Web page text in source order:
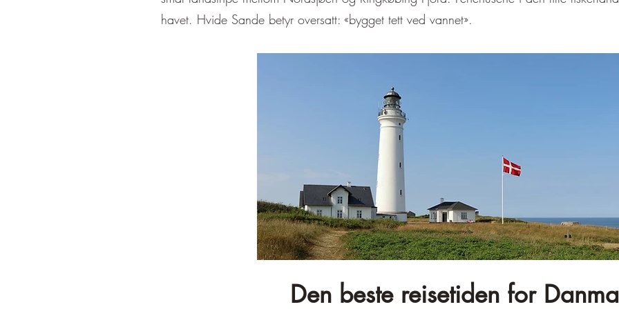
havet. Hvide Sande betyr oversatt: «bygget tett ved vannet».
Den beste reisetiden for